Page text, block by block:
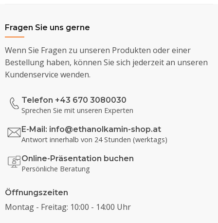
Fragen Sie uns gerne
Wenn Sie Fragen zu unseren Produkten oder einer
Bestellung haben, können Sie sich jederzeit an unseren
Kundenservice wenden.
Telefon +43 670 3080030
Sprechen Sie mit unseren Experten
E-Mail: info@ethanolkamin-shop.at
Antwort innerhalb von 24 Stunden (werktags)
Online-Präsentation buchen
Persönliche Beratung
Öffnungszeiten
Montag - Freitag: 10:00 - 14:00 Uhr